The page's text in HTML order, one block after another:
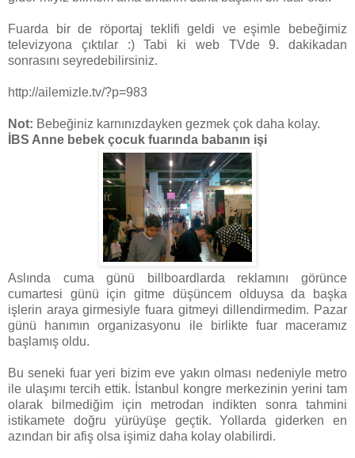
Fuarda bir de röportaj teklifi geldi ve eşimle bebeğimiz
televizyona çıktılar :) Tabi ki web TVde 9. dakikadan
sonrasını seyredebilirsiniz.
http://ailemizle.tv/?p=983
Not: Bebeğiniz karnınızdayken gezmek çok daha kolay.
İBS Anne bebek çocuk fuarında babanın işi
Aslında cuma günü billboardlarda reklamını görünce
cumartesi günü için gitme düşüncem olduysa da başka
işlerin araya girmesiyle fuara gitmeyi dillendirmedim. Pazar
günü hanımın organizasyonu ile birlikte fuar maceramız
başlamış oldu.
Bu seneki fuar yeri bizim eve yakın olması nedeniyle metro
ile ulaşımı tercih ettik. İstanbul kongre merkezinin yerini tam
olarak bilmediğim için metrodan indikten sonra tahmini
istikamete doğru yürüyüşe geçtik. Yollarda giderken en
azından bir afiş olsa işimiz daha kolay olabilirdi.